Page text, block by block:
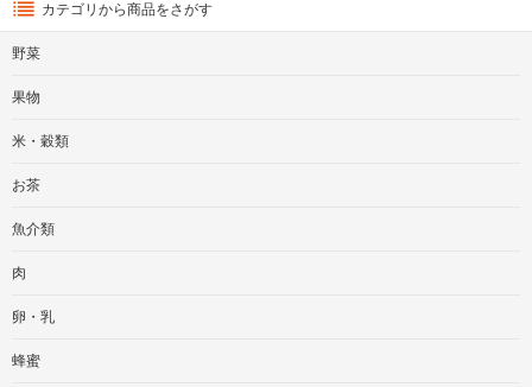
カテゴリから商品をさがす
野菜
果物
米・穀類
お茶
魚介類
肉
卵・乳
蜂蜜